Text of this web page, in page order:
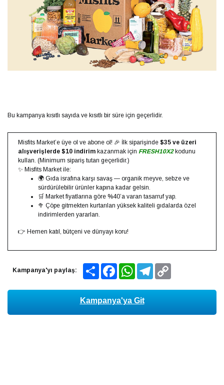
Bu kampanya kısıtlı sayıda ve kısıtlı bir süre için geçerlidir.
Misfits Market’e üye ol ve abone ol! 🎉 İlk siparişinde $35 ve üzeri
alışverişlerde $10 indirim kazanmak için FRESH10X2 kodunu
kullan. (Minimum sipariş tutarı geçerlidir.)
✨ Misfits Market ile:
🌍 Gıda israfına karşı savaş — organik meyve, sebze ve
sürdürülebilir ürünler kapına kadar gelsin.
🛒 Market fiyatlarına göre %40’a varan tasarruf yap.
🥦 Çöpe gitmekten kurtarılan yüksek kaliteli gıdalarda özel
indirimlerden yararlan.
👉 Hemen katıl, bütçeni ve dünyayı koru!
Kampanya'yı paylaş: Share FacebookWhatsAppTelegram
Kampanya'ya Git